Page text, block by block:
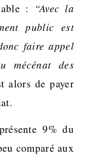
:
“Avec la
public est
faire appel
mécénat des
alors de payer
9% du
comparé aux